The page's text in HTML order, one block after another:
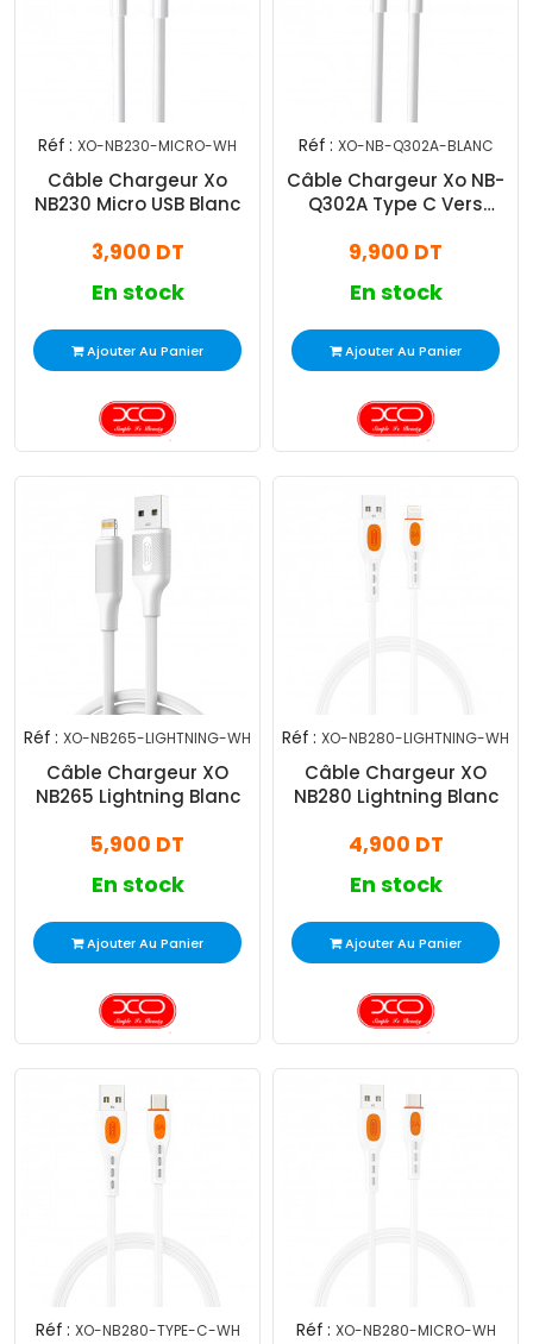
Réf : XO-NB230-MICRO-WH
Câble Chargeur Xo
NB230 Micro USB Blanc
3,900 DT
En stock
Ajouter Au Panier
Réf : XO-NB-Q302A-BLANC
Câble Chargeur Xo NB-
Q302A Type C Vers
9,900 DT
En stock
Ajouter Au Panier
Réf : XO-NB265-LIGHTNING-WH
Câble Chargeur XO
NB265 Lightning Blanc
5,900 DT
En stock
Ajouter Au Panier
Réf : XO-NB280-LIGHTNING-WH
Câble Chargeur XO
NB280 Lightning Blanc
4,900 DT
En stock
Ajouter Au Panier
Réf : XO-NB280-TYPE-C-WH Réf : XO-NB280-MICRO-WH